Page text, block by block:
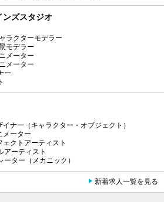
ンズスタジオ
ラクターモデラー
モデラー
メーター
メーター
ー
ナー（キャラクター・オブジェクト）
ーター
クトアーティスト
ーティスト
ター（メカニック）
新着求人一覧を見る